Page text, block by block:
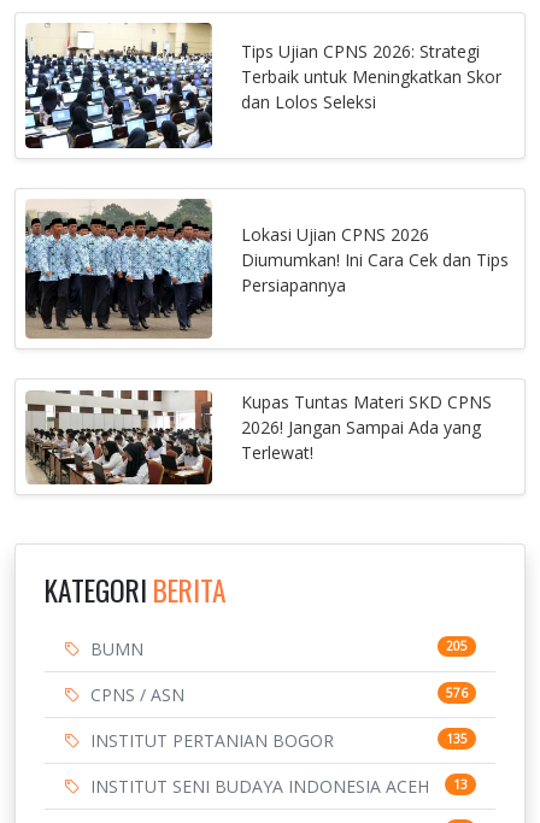
Tips Ujian CPNS 2026: Strategi
Terbaik untuk Meningkatkan Skor
dan Lolos Seleksi
Lokasi Ujian CPNS 2026
Diumumkan! Ini Cara Cek dan Tips
Persiapannya
Kupas Tuntas Materi SKD CPNS
2026! Jangan Sampai Ada yang
Terlewat!
KATEGORI BERITA
BUMN 205
CPNS / ASN 576
INSTITUT PERTANIAN BOGOR 135
INSTITUT SENI BUDAYA INDONESIA ACEH 13